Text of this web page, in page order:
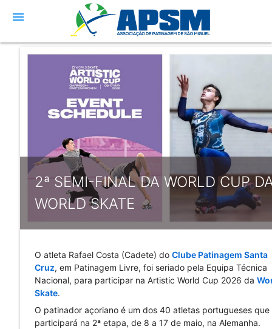
menu
2ª SEMI-FINAL DA WORLD CUP
WORLD SKATE
O atleta Rafael Costa (Cadete) do Clube Patinagem Santa
Cruz, em Patinagem Livre, foi seriado pela Equipa Técnica
Nacional, para participar na Artistic World Cup 2026 da
Skate.
O patinador açoriano é um dos 40 atletas portugueses que
participará na 2ª etapa, de 8 a 17 de maio, na Alemanha.